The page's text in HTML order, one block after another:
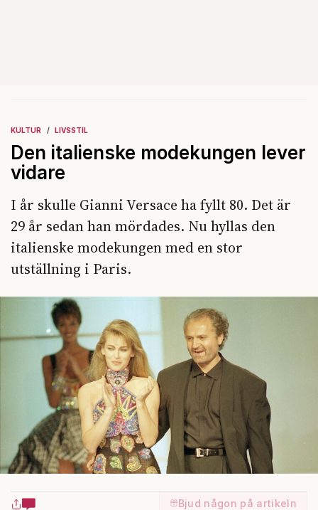
KULTUR LIVSSTIL
Den italienske modekungen lever
vidare
I år skulle Gianni Versace ha fyllt 80. Det är
29 år sedan han mördades. Nu hyllas den
italienske modekungen med en stor
utställning i Paris.
Bjud någon på artikeln